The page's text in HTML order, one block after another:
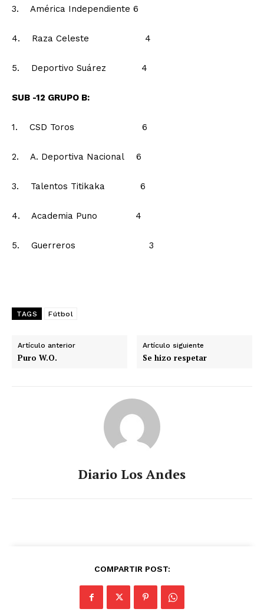
3. América Independiente 6
4. Raza Celeste 4
5. Deportivo Suárez 4
SUB -12 GRUPO B:
1. CSD Toros 6
2. A. Deportiva Nacional 6
3. Talentos Titikaka 6
4. Academia Puno 4
5. Guerreros 3
TAGS Fútbol
Artículo anterior
Puro W.O.
Artículo siguiente
Se hizo respetar
Diario Los Andes
COMPARTIR POST: